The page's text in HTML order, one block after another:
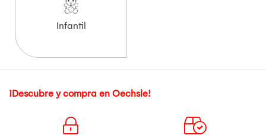
Infantil
¡Descubre y compra en Oechsle!